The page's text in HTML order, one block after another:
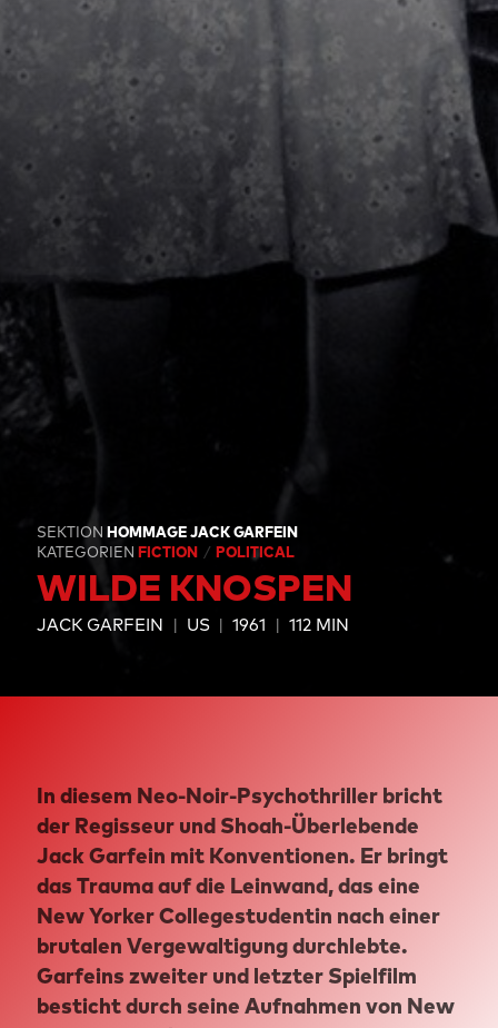
SEKTION HOMMAGE JACK GARFEIN
KATEGORIEN FICTION POLITICAL
WILDE KNOSPEN
JACK GARFEIN US 1961 112 MIN
In diesem Neo-Noir-Psychothriller bricht
der Regisseur und Shoah-Überlebende
Jack Garfein mit Konventionen. Er bringt
das Trauma auf die Leinwand, das eine
New Yorker Collegestudentin nach einer
brutalen Vergewaltigung durchlebte.
Garfeins zweiter und letzter Spielfilm
besticht durch seine Aufnahmen von New